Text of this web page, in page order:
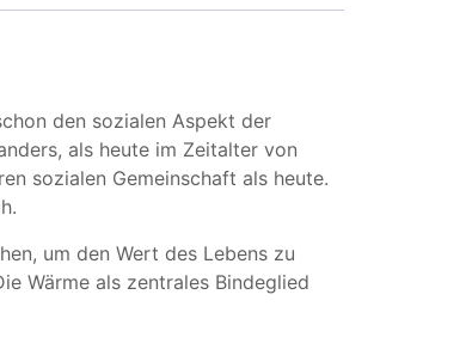
den sozialen Aspekt der
als heute im Zeitalter von
sozialen Gemeinschaft als heute.
um den Wert des Lebens zu
Wärme als zentrales Bindeglied